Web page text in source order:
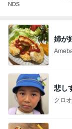
NDS
姉が
悲し
クロ